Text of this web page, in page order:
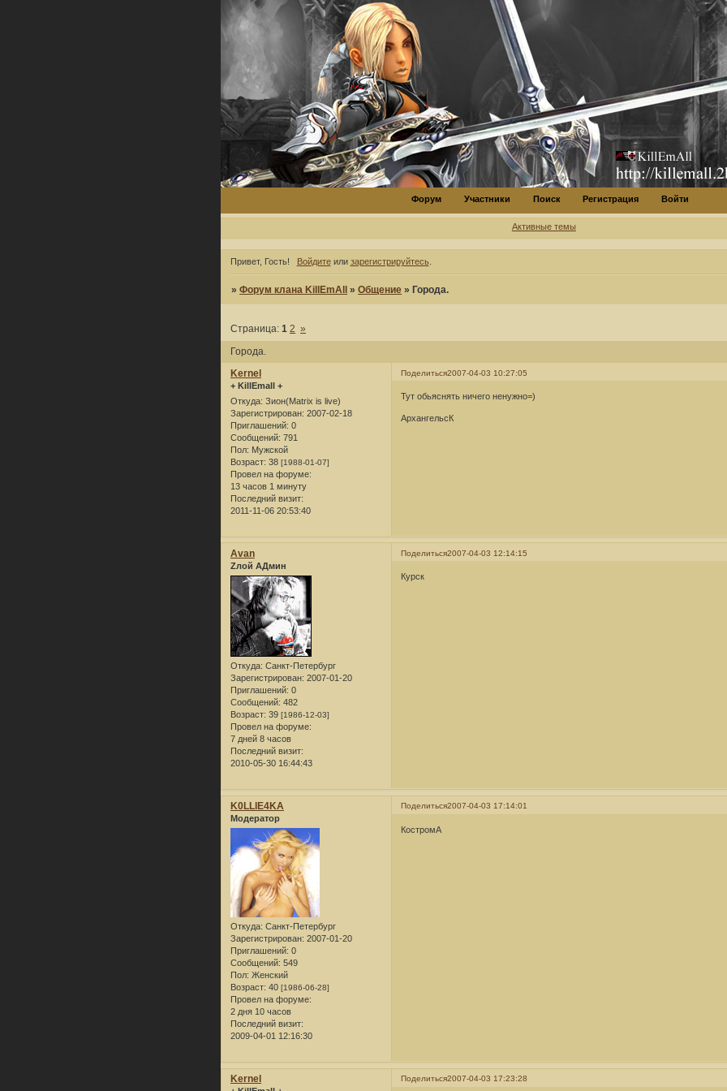
Форум Участники Поиск Регистрация Войти
Активные темы
Привет, Гость! Войдитеили зарегистрируйтесь.
»Форум клана KillEmAll »Общение »Города.
Города.
Страница:1 2 »
Поделиться2007-04-03 10:27:05
Kernel
+ KillEmall +
Откуда: Зион(Matrix is live)
Зарегистрирован: 2007-02-18
Приглашений: 0
Сообщений: 791
Пол: Мужской
Возраст: 38 [1988-01-07]
Провел на форуме:
13 часов 1 минуту
Последний визит:
2011-11-06 20:53:40
Тут обьяснять ничего ненужно=)
АрхангельсК
Поделиться2007-04-03 12:14:15
Avan
Zлой АДмин
Откуда: Санкт-Петербург
Зарегистрирован: 2007-01-20
Приглашений: 0
Сообщений: 482
Возраст: 39 [1986-12-03]
Провел на форуме:
7 дней 8 часов
Последний визит:
2010-05-30 16:44:43
Курск
Поделиться2007-04-03 17:14:01
K0LLlE4KA
Модератор
Откуда: Санкт-Петербург
Зарегистрирован: 2007-01-20
Приглашений: 0
Сообщений: 549
Пол: Женский
Возраст: 40 [1986-06-28]
Провел на форуме:
2 дня 10 часов
Последний визит:
2009-04-01 12:16:30
КостромА
Поделиться2007-04-03 17:23:28
Kernel